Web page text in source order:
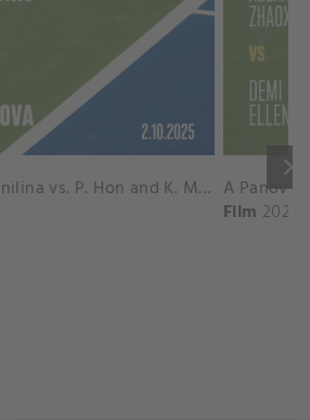
keyboard_arrow_right
A. Krunic and A. Danilina vs. P. Hon and K. Muchova Match Highlights - BEIJING_Capital Group Diamond ( October 02, 2025)
Film 2026